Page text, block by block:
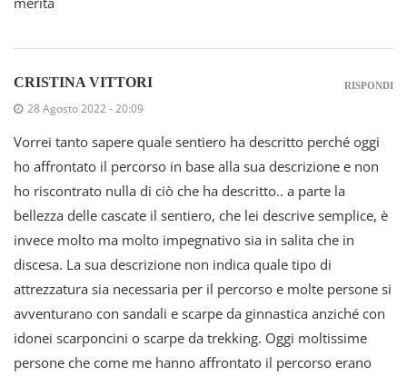
CRISTINA VITTORI
28 Agosto 2022 - 20:09
Vorrei tanto sapere quale sentiero ha descritto perché oggi
ho affrontato il percorso in base alla sua descrizione e non
ho riscontrato nulla di ciò che ha descritto.. a parte la
bellezza delle cascate il sentiero, che lei descrive semplice, è
invece molto ma molto impegnativo sia in salita che in
discesa. La sua descrizione non indica quale tipo di
attrezzatura sia necessaria per il percorso e molte persone si
avventurano con sandali e scarpe da ginnastica anziché con
idonei scarponcini o scarpe da trekking. Oggi moltissime
persone che come me hanno affrontato il percorso erano
RISPONDI